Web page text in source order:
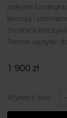
pokryte
korozją i
Średnica
Termin wysyłki:
1 900 zł
Wybierz ilość -